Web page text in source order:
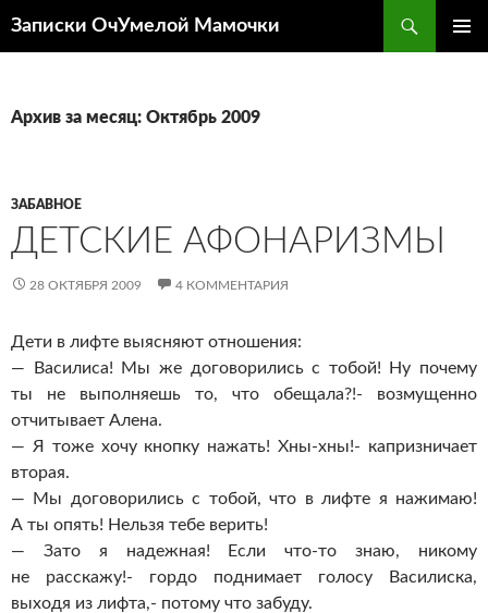
Записки ОчУмелой Мамочки
Архив за месяц: Октябрь 2009
ЗАБАВНОЕ
ДЕТСКИЕ АФОНАРИЗМЫ
28 ОКТЯБРЯ 2009 4 КОММЕНТАРИЯ
Дети в лифте выясняют отношения:
— Василиса! Мы же договорились с тобой! Ну почему
ты не выполняешь то, что обещала?!- возмущенно
отчитывает Алена.
— Я тоже хочу кнопку нажать! Хны-хны!- капризничает
вторая.
— Мы договорились с тобой, что в лифте я нажимаю!
А ты опять! Нельзя тебе верить!
— Зато я надежная! Если что-то знаю, никому
не расскажу!- гордо поднимает голосу Василиска,
выходя из лифта,- потому что забуду.